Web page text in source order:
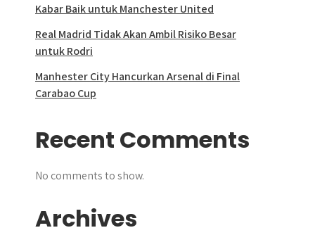
Kabar Baik untuk Manchester United
Real Madrid Tidak Akan Ambil Risiko Besar
untuk Rodri
Manhester City Hancurkan Arsenal di Final
Carabao Cup
Recent Comments
No comments to show.
Archives